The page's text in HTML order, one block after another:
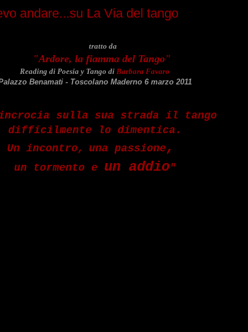
andare...su La Via del tango
tratto da
"Ardore, la fiamma del Tango"
Reading di Poesia y Tango di Barbara Favaro
Benamati - Toscolano Maderno 6 marzo 2011
sulla sua strada il tango
difficilmente lo dimentica.
Un incontro,
una passione,
un tormento e un addio"